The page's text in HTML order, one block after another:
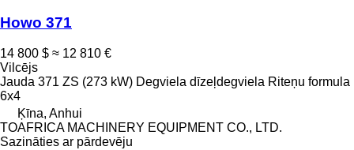
Howo 371
14 800 $ ≈ 12 810 €
Vilcējs
Jauda 371 ZS (273 kW) Degviela dīzeļdegviela Riteņu formula
6x4
Ķīna, Anhui
TOAFRICA MACHINERY EQUIPMENT CO., LTD.
Sazināties ar pārdevēju